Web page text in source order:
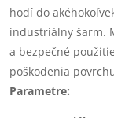
hodí do
industriálny šarm.
a bezpečné
poškodenia
Parametre: